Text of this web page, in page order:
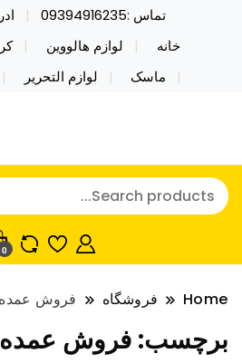
تماس :09394916235
خانه
لوازم هالووین
ماسک
لوازم التحریر
نایکر توی فروش عمده
ولن تاین کادویی
خرید محصولات خاص فیجت اسباب
توی فروش عمده لوازم هالووین
کریسمس اکسسوری ماسک در
0
Home فروشگاه فروش
برچسب:فروش